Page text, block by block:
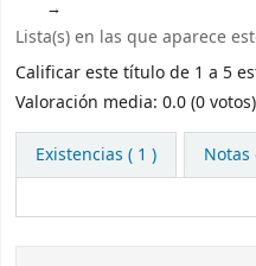
Lista(s) en las que aparece
Valoración
Calificar este título de 1 a 5
Valoración media: 0.0 (0 votos)
Existencias ( 1 )